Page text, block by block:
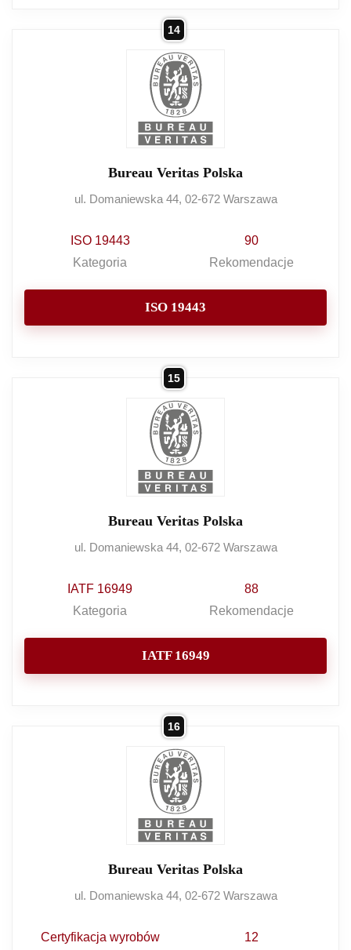
14
Bureau Veritas Polska
ul. Domaniewska 44, 02-672 Warszawa
ISO 19443
Kategoria
90
Rekomendacje
ISO 19443
15
Bureau Veritas Polska
ul. Domaniewska 44, 02-672 Warszawa
IATF 16949
Kategoria
88
Rekomendacje
IATF 16949
16
Bureau Veritas Polska
ul. Domaniewska 44, 02-672 Warszawa
Certyfikacja wyrobów
12